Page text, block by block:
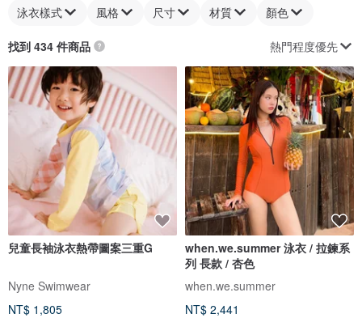
泳衣樣式 風格 尺寸 材質 顏色
找到 434 件商品 熱門程度優先
兒童長袖泳衣熱帶圖案三重G
Nyne Swimwear
NT$ 1,805
when.we.summer 泳衣 / 拉鍊系
列 長款 / 杏色
when.we.summer
NT$ 2,441